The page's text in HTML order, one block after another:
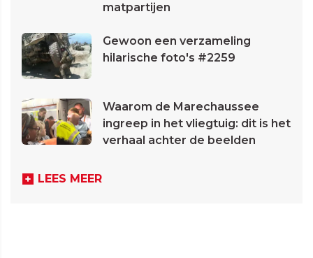
matpartijen
Gewoon een verzameling
hilarische foto's #2259
Waarom de Marechaussee
ingreep in het vliegtuig: dit is het
verhaal achter de beelden
LEES MEER